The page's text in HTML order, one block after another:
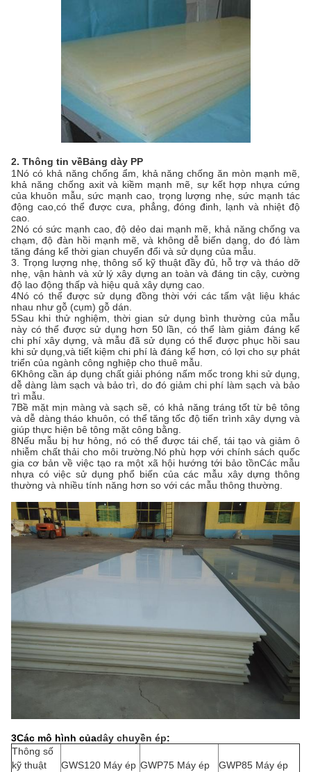
2. Thông tin vềBảng dày PP
1Nó có khả năng chống ẩm, khả năng chống ăn mòn mạnh mẽ,
khả năng chống axit và kiềm mạnh mẽ, sự kết hợp nhựa cứng
của khuôn mẫu, sức mạnh cao, trọng lượng nhẹ, sức mạnh tác
động cao,có thể được cưa, phẳng, đóng đinh, lạnh và nhiệt độ
cao.
2Nó có sức mạnh cao, độ dẻo dai mạnh mẽ, khả năng chống va
chạm, độ đàn hồi mạnh mẽ, và không dễ biến dạng, do đó làm
tăng đáng kể thời gian chuyển đổi và sử dụng của mẫu.
3. Trọng lượng nhẹ, thông số kỹ thuật đầy đủ, hỗ trợ và tháo dỡ
nhẹ, vận hành và xử lý xây dựng an toàn và đáng tin cậy, cường
độ lao động thấp và hiệu quả xây dựng cao.
4Nó có thể được sử dụng đồng thời với các tấm vật liệu khác
nhau như gỗ (cụm) gỗ dán.
5Sau khi thử nghiệm, thời gian sử dụng bình thường của mẫu
này có thể được sử dụng hơn 50 lần, có thể làm giảm đáng kể
chi phí xây dựng, và mẫu đã sử dụng có thể được phục hồi sau
khi sử dụng,và tiết kiệm chi phí là đáng kể hơn, có lợi cho sự phát
triển của ngành công nghiệp cho thuê mẫu.
6Không cần áp dụng chất giải phóng nấm mốc trong khi sử dụng,
dễ dàng làm sạch và bảo trì, do đó giảm chi phí làm sạch và bảo
trì mẫu.
7Bề mặt mịn màng và sạch sẽ, có khả năng tráng tốt từ bê tông
và dễ dàng tháo khuôn, có thể tăng tốc độ tiến trình xây dựng và
giúp thực hiện bê tông mặt công bằng.
8Nếu mẫu bị hư hỏng, nó có thể được tái chế, tái tạo và giảm ô
nhiễm chất thải cho môi trường.Nó phù hợp với chính sách quốc
gia cơ bản về việc tạo ra một xã hội hướng tới bảo tồnCác mẫu
nhựa có việc sử dụng phổ biến của các mẫu xây dựng thông
thường và nhiều tính năng hơn so với các mẫu thông thường.
3Các mô hình củadây chuyền ép:
Thông số
kỹ thuật
GWS120 Máy ép GWP75 Máy ép
GWP85 Máy ép